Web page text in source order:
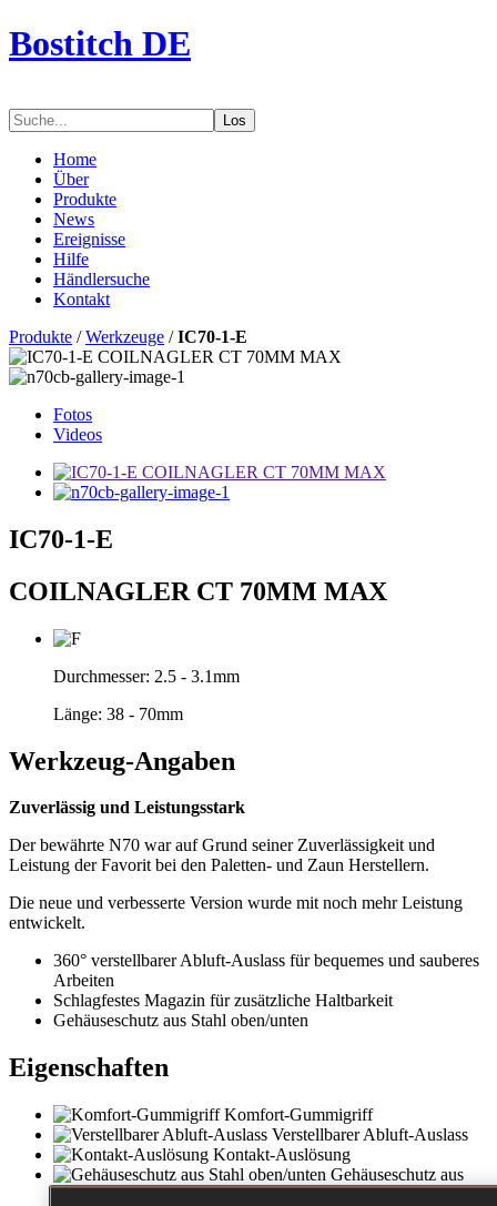
Bostitch DE
Los
Home
Über
Produkte
News
Ereignisse
Hilfe
Händlersuche
Kontakt
Produkte /Werkzeuge /IC70-1-E
Fotos
Videos
IC70-1-E
COILNAGLER CT 70MM MAX
Durchmesser: 2.5 - 3.1mm
Länge: 38 - 70mm
Werkzeug-Angaben
Zuverlässig und Leistungsstark
Der bewährte N70 war auf Grund seiner Zuverlässigkeit und
Leistung der Favorit bei den Paletten- und Zaun Herstellern.
Die neue und verbesserte Version wurde mit noch mehr Leistung
entwickelt.
360° verstellbarer Abluft-Auslass für bequemes und sauberes
Arbeiten
Schlagfestes Magazin für zusätzliche Haltbarkeit
Gehäuseschutz aus Stahl oben/unten
Eigenschaften
Komfort-Gummigriff
Verstellbarer Abluft-Auslass
Kontakt-Auslösung
Gehäuseschutz aus
Stahl oben/unten